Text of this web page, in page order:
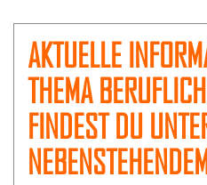
AKTUELLE
THEMA
FINDEST DU